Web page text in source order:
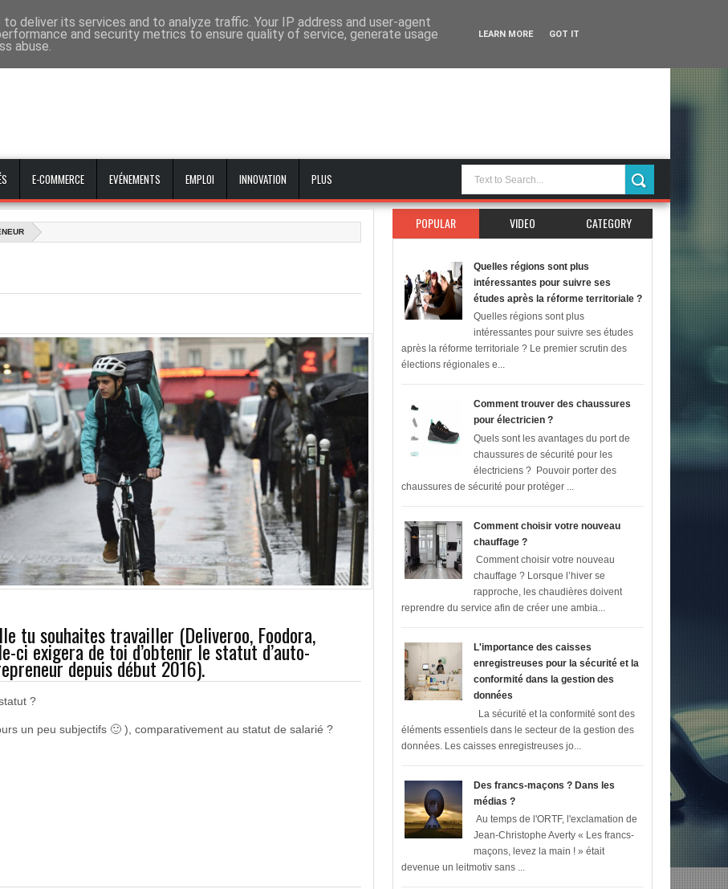
E-COMMERCE EVÉNEMENTS EMPLOI INNOVATION PLUS
tu souhaites travailler (Deliveroo, Foodora,
ci exigera de toi d’obtenir le statut d’auto-
depuis début 2016).
?
un peu subjectifs 🙂 ), comparativement au statut de salarié ?
POPULAR VIDEO CATEGORY
Quelles régions sont plus
intéressantes pour suivre ses
études après la réforme territoriale ?
Quelles régions sont plus
intéressantes pour suivre ses études
après la réforme territoriale ? Le premier scrutin des
élections régionales e...
Comment trouver des chaussures
pour électricien ?
Quels sont les avantages du port de
chaussures de sécurité pour les
électriciens ? Pouvoir porter des
chaussures de sécurité pour protéger ...
Comment choisir votre nouveau
chauffage ?
Comment choisir votre nouveau
chauffage ? Lorsque l’hiver se
rapproche, les chaudières doivent
reprendre du service afin de créer une ambia...
L'importance des caisses
enregistreuses pour la sécurité et la
conformité dans la gestion des
données
La sécurité et la conformité sont des
éléments essentiels dans le secteur de la gestion des
données. Les caisses enregistreuses jo...
Des francs-maçons ? Dans les
médias ?
Au temps de l'ORTF, l'exclamation de
Jean-Christophe Averty « Les francs-
maçons, levez la main ! » était
devenue un leitmotiv sans ...
deliver its services and to analyze traffic. Your IP address and user-agent
and security metrics to ensure quality of service, generate usage
abuse.
LEARN MORE GOT IT